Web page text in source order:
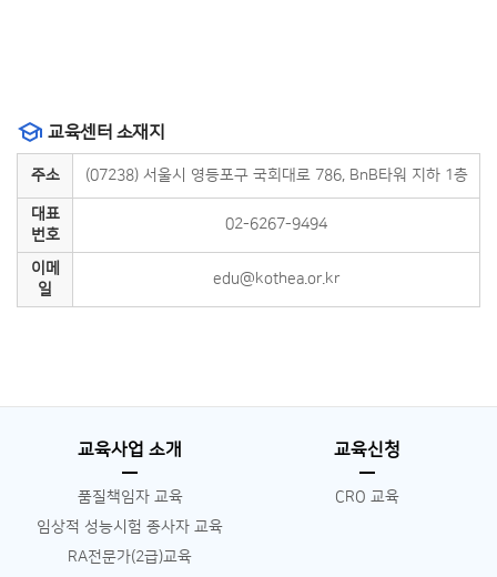
교육센터 소재지
주소 (07238) 서울시 영등포구 국회대로 786, BnB타워 지하 1층
대표
번호
02-6267-9494
이메
일
edu@kothea.or.kr
교육사업 소개
품질책임자 교육
임상적 성능시험 종사자 교육
RA전문가(2급)교육
교육신청
CRO 교육